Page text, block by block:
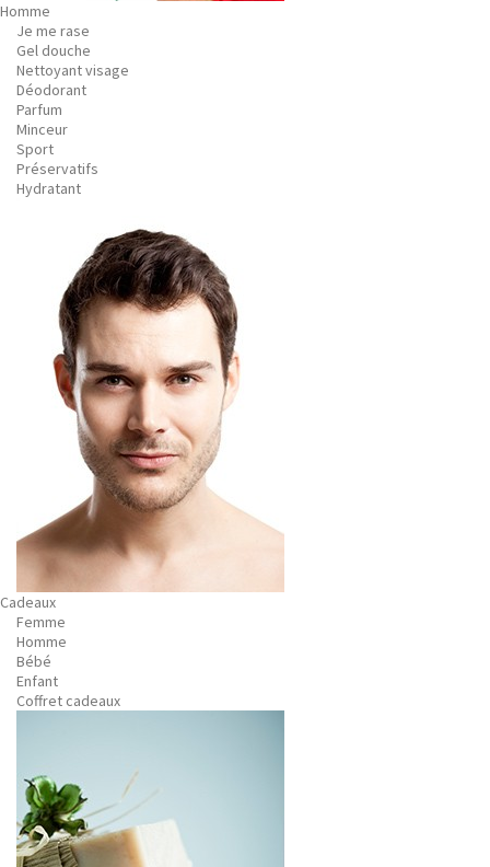
Homme
Je me rase
Gel douche
Nettoyant visage
Déodorant
Parfum
Minceur
Sport
Préservatifs
Hydratant
Cadeaux
Femme
Homme
Bébé
Enfant
Coffret cadeaux